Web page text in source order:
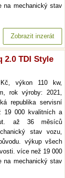
na mechanický stav
Zobrazit inzerát
2.0 TDI Style
výkon 110 kw,
rok výroby: 2021,
republika servisní
19 000 kvalitních a
až 36 měsíců
stav vozu,
výkup všech
více než 19 000
na mechanický stav